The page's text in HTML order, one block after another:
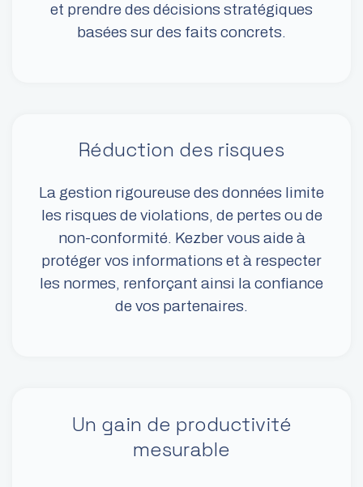
et prendre des décisions stratégiques
basées sur des faits concrets.
Réduction des risques
La gestion rigoureuse des données limite
les risques de violations, de pertes ou de
non-conformité. Kezber vous aide à
protéger vos informations et à respecter
les normes, renforçant ainsi la confiance
de vos partenaires.
Un gain de productivité
mesurable